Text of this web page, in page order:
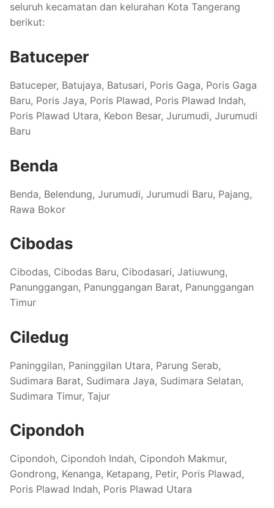
seluruh kecamatan dan kelurahan Kota Tangerang
berikut:
Batuceper
Batuceper, Batujaya, Batusari, Poris Gaga, Poris Gaga
Baru, Poris Jaya, Poris Plawad, Poris Plawad Indah,
Poris Plawad Utara, Kebon Besar, Jurumudi, Jurumudi
Baru
Benda
Benda, Belendung, Jurumudi, Jurumudi Baru, Pajang,
Rawa Bokor
Cibodas
Cibodas, Cibodas Baru, Cibodasari, Jatiuwung,
Panunggangan, Panunggangan Barat, Panunggangan
Timur
Ciledug
Paninggilan, Paninggilan Utara, Parung Serab,
Sudimara Barat, Sudimara Jaya, Sudimara Selatan,
Sudimara Timur, Tajur
Cipondoh
Cipondoh, Cipondoh Indah, Cipondoh Makmur,
Gondrong, Kenanga, Ketapang, Petir, Poris Plawad,
Poris Plawad Indah, Poris Plawad Utara